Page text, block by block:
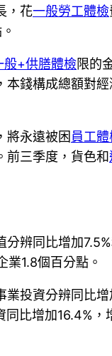
，花一般勞工體檢
般+供膳體檢限的
錢構成總額對經
將永遠被困 員工
前三季度，貨色和
分辨同比增加
1.8個百分點。
業投資分辨同比
同比增加16.4%